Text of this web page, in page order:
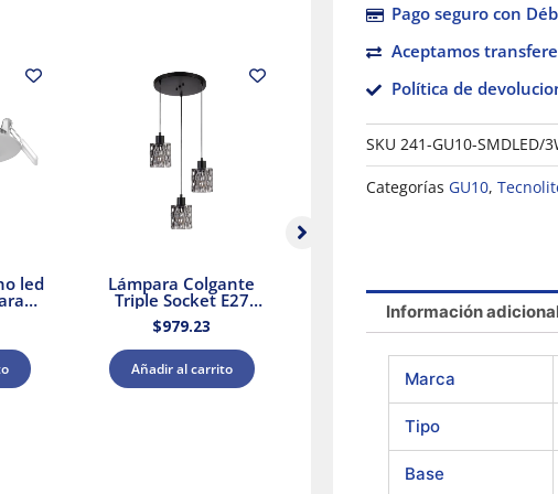
led
9w
Lámpara Colgante
Triple Socket E27
25.5W Negro Aurora II
Tecnolite
$979.23
Añadir al carrito
triple E27 25.5W
Cristal Negro/Dorado
Tecnolite
Añadir al carrito
Pago seguro con
Aceptamos
Política de
SKU 241-GU10-SMDLED/
Categorías GU10,
Información
Marca
Tipo
Base